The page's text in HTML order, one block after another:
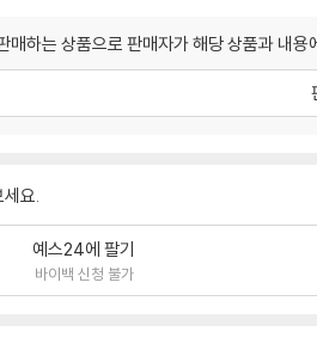
하는 상품으로 판매자가 해당 상품과 내용
요.
예스24에 팔기
바이백 신청 불가